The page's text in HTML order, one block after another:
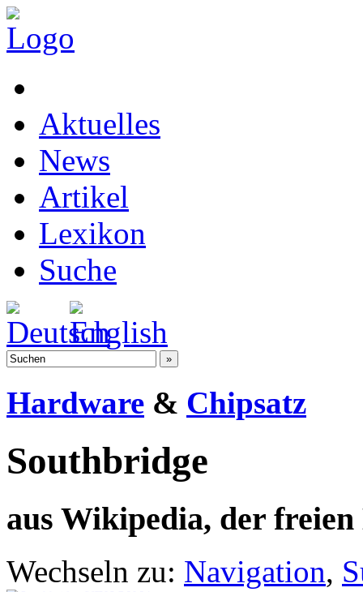
Aktuelles
News
Artikel
Lexikon
Suche
Hardware & Chipsatz
Southbridge
aus Wikipedia, der
Wechseln zu: Navigation,